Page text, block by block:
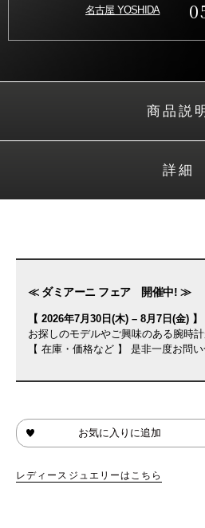
名古屋 YOSHIDA
商品説
詳細
≪ ダミアーニ フェア 開催中! ≫
【 2026年7月30日(木) – 8月7日(金) 】
お探しのモデルやご興味のある腕時
【 在庫・価格など 】 是非一度お問
お気に入りに追加
レディースジュエリーはこちら